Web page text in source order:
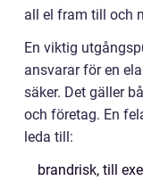
all el fram till och
En viktig
ansvarar för en
säker. Det gäller
och företag. En
leda till:
brandrisk, till